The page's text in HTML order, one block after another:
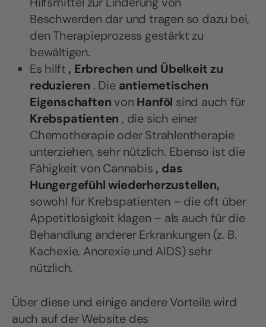
Beschwerden dar und tragen so dazu bei,
den Therapieprozess gestärkt zu
bewältigen.
Es hilft , Erbrechen und Übelkeit zu
reduzieren . Die antiemetischen
Eigenschaften von Hanföl sind auch für
Krebspatienten , die sich einer
Chemotherapie oder Strahlentherapie
unterziehen, sehr nützlich. Ebenso ist die
Fähigkeit von Cannabis , das
Hungergefühl wiederherzustellen,
sowohl für Krebspatienten – die oft über
Appetitlosigkeit klagen – als auch für die
Behandlung anderer Erkrankungen (z. B.
Kachexie, Anorexie und AIDS) sehr
nützlich.
Über diese und einige andere Vorteile wird
auch auf der Website des